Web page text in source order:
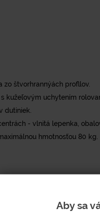
štvorhrannýách profllov.
kužeľovým uchytením
dutiniek.
- vlnitá lepenka,
hmotnosťou 80 kg.
Aby sa